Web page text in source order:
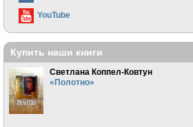
YouTube
Купить наши книги
Светлана Коппел-Ковтун
«Полотно»